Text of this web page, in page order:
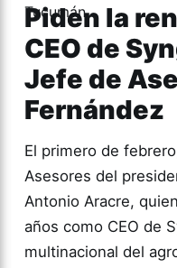
Piden la
CEO de
Jefe de
Fernández
El primero de
Asesores del
Antonio Aracre,
años como CEO de
multinacional del